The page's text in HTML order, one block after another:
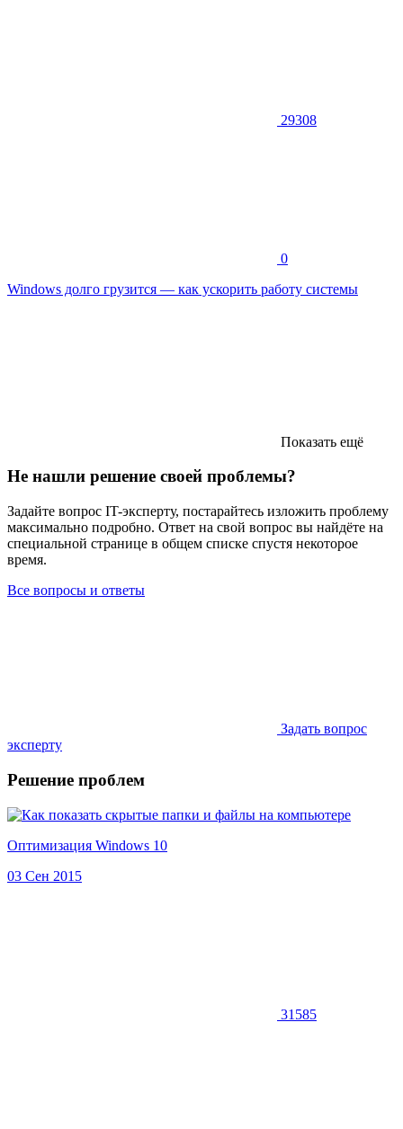
29308
0
Windows долго грузится — как ускорить работу системы
Показать ещё
Не нашли решение своей проблемы?
Задайте вопрос IT-эксперту, постарайтесь изложить проблему
максимально подробно. Ответ на свой вопрос вы найдёте на
специальной странице в общем списке спустя некоторое
время.
Все вопросы и ответы
Задать вопрос
эксперту
Решение проблем
Оптимизация Windows 10
03 Сен 2015
31585